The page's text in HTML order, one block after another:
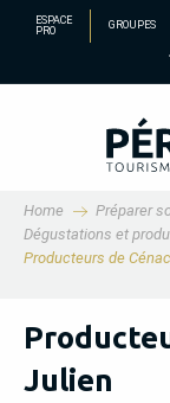
AllerESPACE
PRO
GROUPES
Home Préparer
Dégustations et
Producteurs de
Julien